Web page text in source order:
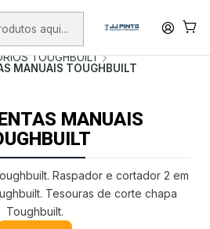
ENCOMENDAS +75€ (excepto ilhas)
ACESSÓRIOS
TOUGHBUILT
MANUAIS TOUGHBUILT
MANUAIS
Raspador e cortador 2 em
Tesouras de corte chapa
Toughbuilt.